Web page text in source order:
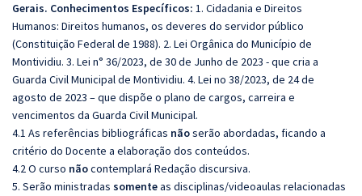
Gerais. Conhecimentos Específicos: 1. Cidadania e Direitos
Humanos: Direitos humanos, os deveres do servidor público
(Constituição Federal de 1988). 2. Lei Orgânica do Município de
Montividiu. 3. Lei n° 36/2023, de 30 de Junho de 2023 - que cria a
Guarda Civil Municipal de Montividiu. 4. Lei no 38/2023, de 24 de
agosto de 2023 – que dispõe o plano de cargos, carreira e
vencimentos da Guarda Civil Municipal.
4.1 As referências bibliográficas nãoserão abordadas, ficando a
critério do Docente a elaboração dos conteúdos.
4.2 O curso nãocontemplará Redação discursiva.
5. Serão ministradas somenteas disciplinas/videoaulas relacionadas